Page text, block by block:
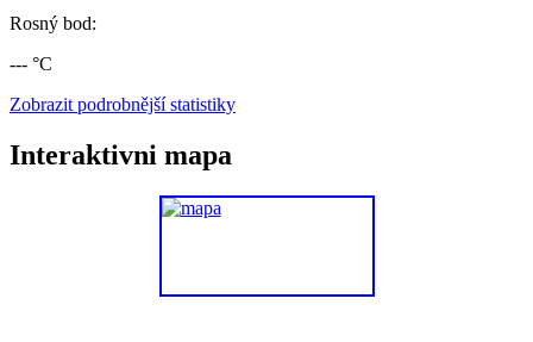
Rosný bod:
--- °C
Zobrazit podrobnější statistiky
Interaktivni mapa